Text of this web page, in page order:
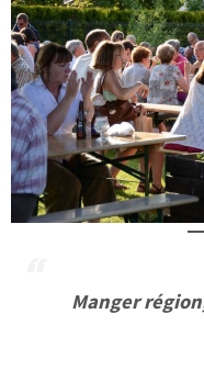
Manger